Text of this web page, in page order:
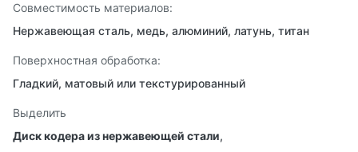
Совместимость материалов:
Нержавеющая сталь, медь, алюминий, латунь, титан
Поверхностная обработка:
Гладкий, матовый или текстурированный
Выделить
Диск кодера из нержавеющей стали,